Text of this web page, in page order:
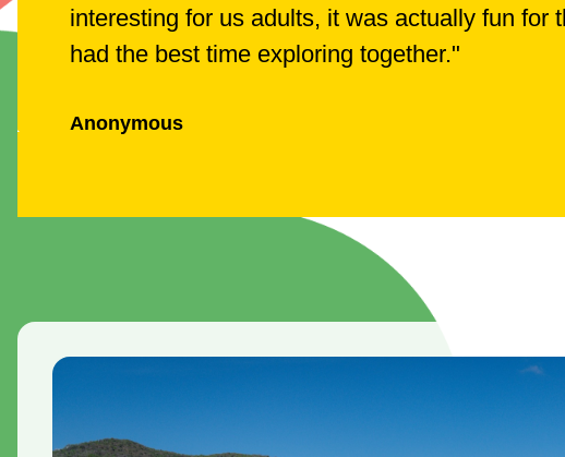
interesting for us adults, it was actually fun for
had the best time exploring together."
Anonymous